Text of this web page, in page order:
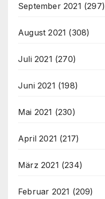
September 2021 (297)
August 2021 (308)
Juli 2021 (270)
Juni 2021 (198)
Mai 2021 (230)
April 2021 (217)
März 2021 (234)
Februar 2021 (209)